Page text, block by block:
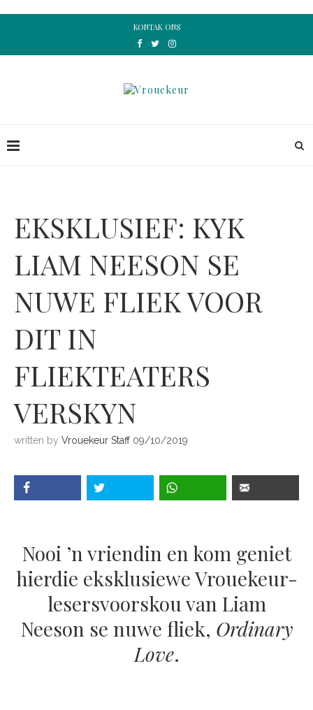
KONTAK ONS
EKSKLUSIEF: KYK
LIAM NEESON SE
NUWE FLIEK VOOR
DIT IN
FLIEKTEATERS
VERSKYN
written by Vrouekeur Staff 09/10/2019
Nooi ’n vriendin en kom geniet
hierdie eksklusiewe Vrouekeur-
lesersvoorskou van Liam
Neeson se nuwe fliek, Ordinary
Love.